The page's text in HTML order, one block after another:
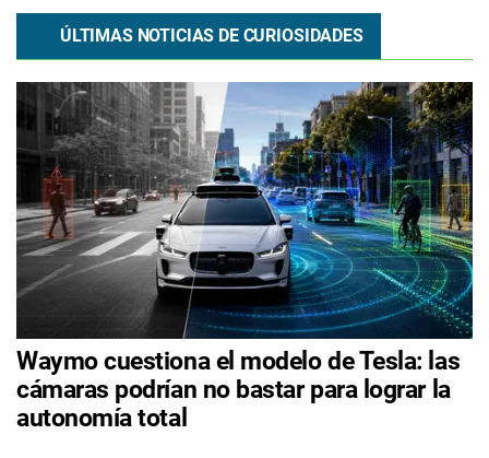
ÚLTIMAS NOTICIAS DE CURIOSIDADES
Waymo cuestiona el modelo de Tesla: las
cámaras podrían no bastar para lograr la
autonomía total